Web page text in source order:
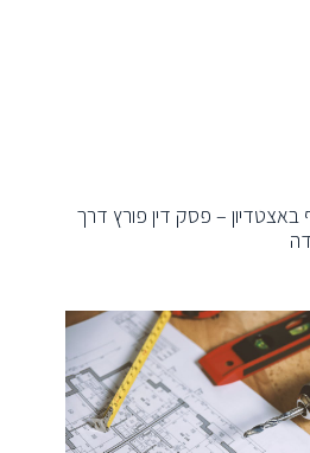
– פסק דין פורץ דרך